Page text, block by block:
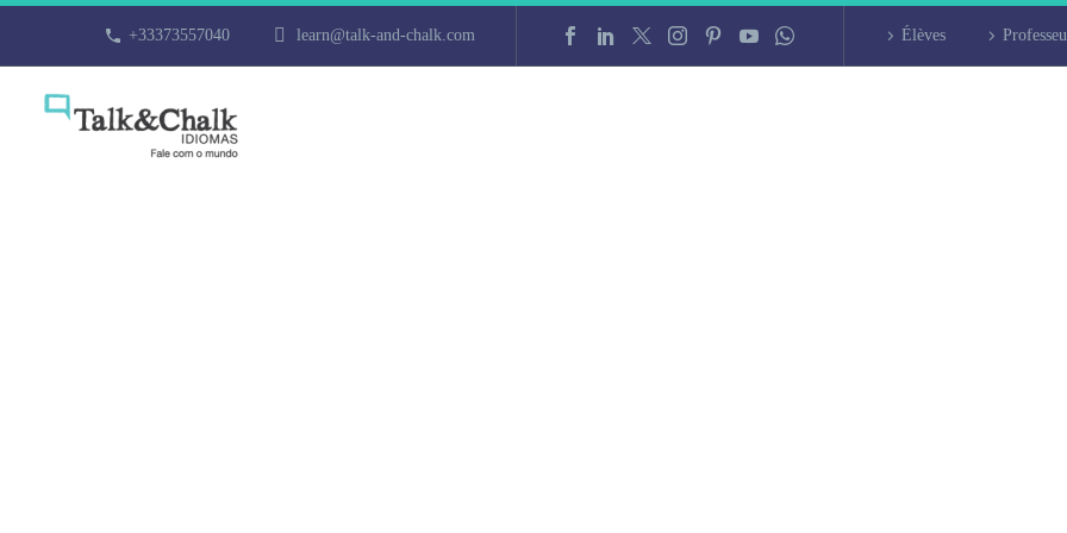
+33373557040 learn@talk-and-chalk.com Élèves